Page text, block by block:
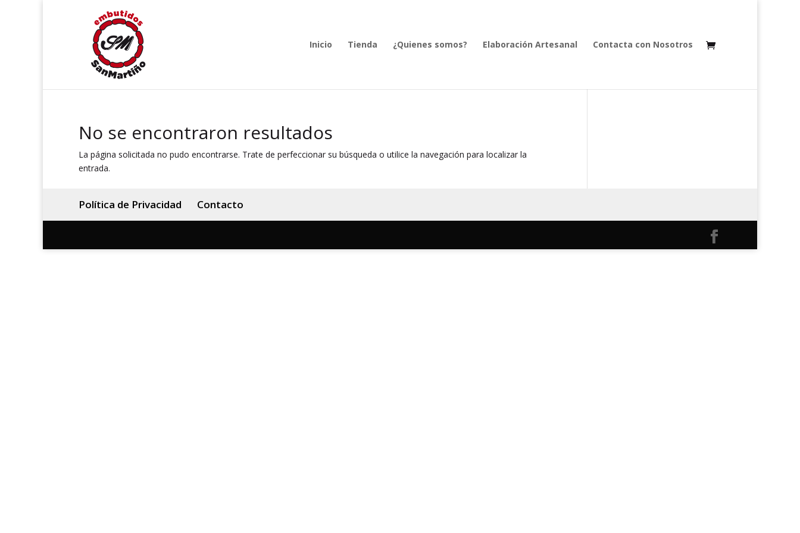
Inicio Tienda ¿Quienes somos? Elaboración Artesanal Contacta con Nosotros
No se encontraron resultados
La página solicitada no pudo encontrarse. Trate de perfeccionar su búsqueda o utilice la navegación para localizar la
entrada.
Política de Privacidad Contacto